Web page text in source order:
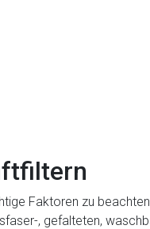
Faktoren zu
, gefalteten,